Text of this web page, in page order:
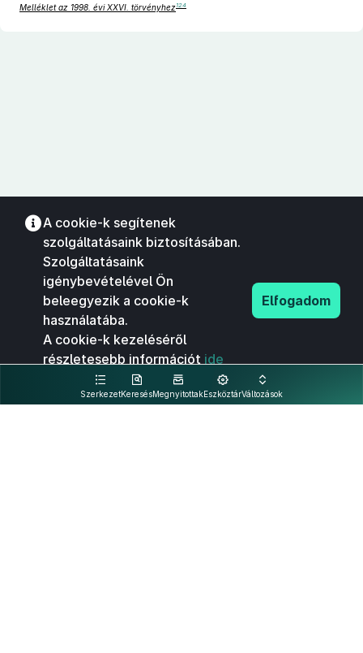
Melléklet az 1998. évi XXVI. törvényhez124
SzerkezetKeresésMegnyitottakEszköztárVáltozások
A cookie-k segítenek
szolgáltatásaink biztosításában.
Szolgáltatásaink
igénybevételével Ön
beleegyezik a cookie-k
használatába.
A cookie-k kezeléséről
részletesebb információt ide
kattintva olvashat.
Elfogadom